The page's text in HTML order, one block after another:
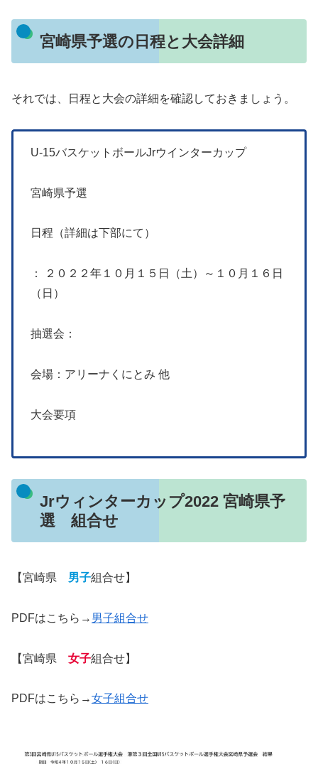
宮崎県予選の日程と大会詳細
それでは、日程と大会の詳細を確認しておきましょう。
U-15バスケットボールJrウインターカップ
宮崎県予選
日程（詳細は下部にて）
： ２０２２年１０月１５日（土）～１０月１６日
（日）
抽選会：
会場：アリーナくにとみ 他
大会要項
Jrウィンターカップ2022 宮崎県予
選 組合せ
【宮崎県 男子組合せ】
PDFはこちら→ 男子組合せ
【宮崎県 女子組合せ】
PDFはこちら→女子組合せ